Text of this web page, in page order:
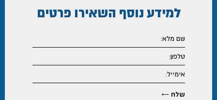
למידע נוסף השאירו פרטים